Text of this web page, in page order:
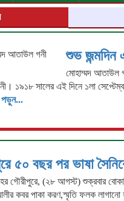
শুভ জন্মদিন
মোহাম্মদ আতাউল
১৯১৮ সালের এই দিনে ১লা
পড়ুন...
৫০ বছর পর ভাষা
গৌরীপুরে, (২৮ আগস্ট) শুক্রবার
কবর পাকা করণ,স্মৃতি ফলক